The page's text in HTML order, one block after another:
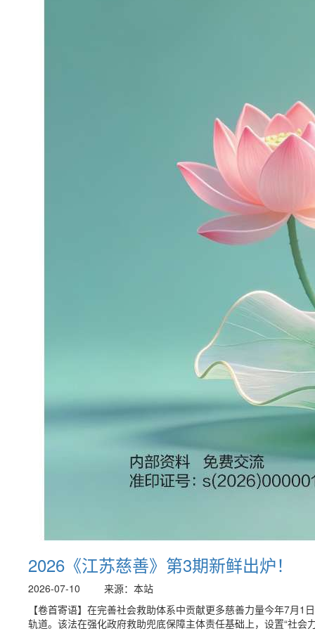
2026《江苏慈善》第3期新鲜出炉！
2026-07-10
来源：本站
【卷首寄语】在完善社会救助体系中贡献更多慈善力量今年7月
轨道。该法在强化政府救助兜底保障主体责任基础上，设置“社会